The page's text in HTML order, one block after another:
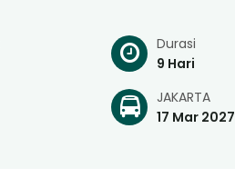
Durasi
9 Hari
JAKARTA
17 Mar 2027